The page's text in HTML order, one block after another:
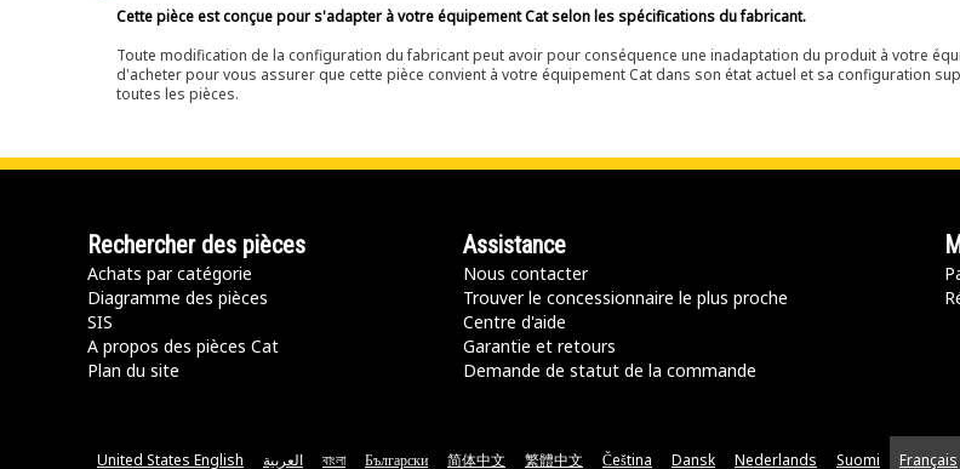
Cette pièce est conçue pour s'adapter à votre équipement Cat selon les spécifications du fabricant.
Toute modification de la configuration du fabricant peut avoir pour conséquence une inadaptation du produit à votre
d'acheter pour vous assurer que cette pièce convient à votre équipement Cat dans son état actuel et sa configuration
toutes les pièces.
Rechercher des pièces
Achats par catégorie
Diagramme des pièces
SIS
A propos des pièces Cat
Plan du site
Assistance
Nous contacter
Trouver le concessionnaire le plus proche
Centre d'aide
Garantie et retours
Demande de statut de la commande
United States English العربية বাংলা Български 简体中文 繁體中文 Čeština Dansk Nederlands Suomi Français